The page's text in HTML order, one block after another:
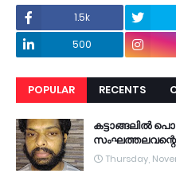
1.5k
500
POPULAR RECENTS
കട്ടാങ്ങലിൽ
സംഘത്തലവന്റെ
Thursday,